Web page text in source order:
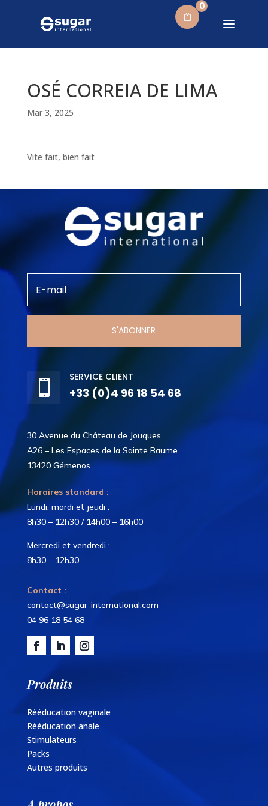
0
OSÉ CORREIA DE LIMA
Mar 3, 2025
Vite fait, bien fait
S'ABONNER

SERVICE CLIENT
+33 (0)4 96 18 54 68
30 Avenue du Château de Jouques
A26 – Les Espaces de la Sainte Baume
13420 Gémenos
Horaires standard :
Lundi, mardi et jeudi :
8h30 – 12h30 / 14h00 – 16h00
Mercredi et vendredi :
8h30 – 12h30
Contact :
contact@sugar-international.com
04 96 18 54 68
Produits
Rééducation vaginale
Rééducation anale
Stimulateurs
Packs
Autres produits